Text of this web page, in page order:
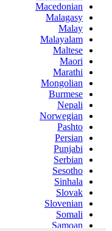
Macedonian
Malagasy
Malay
Malayalam
Maltese
Maori
Marathi
Mongolian
Burmese
Nepali
Norwegian
Pashto
Persian
Punjabi
Serbian
Sesotho
Sinhala
Slovak
Slovenian
Somali
Samoan